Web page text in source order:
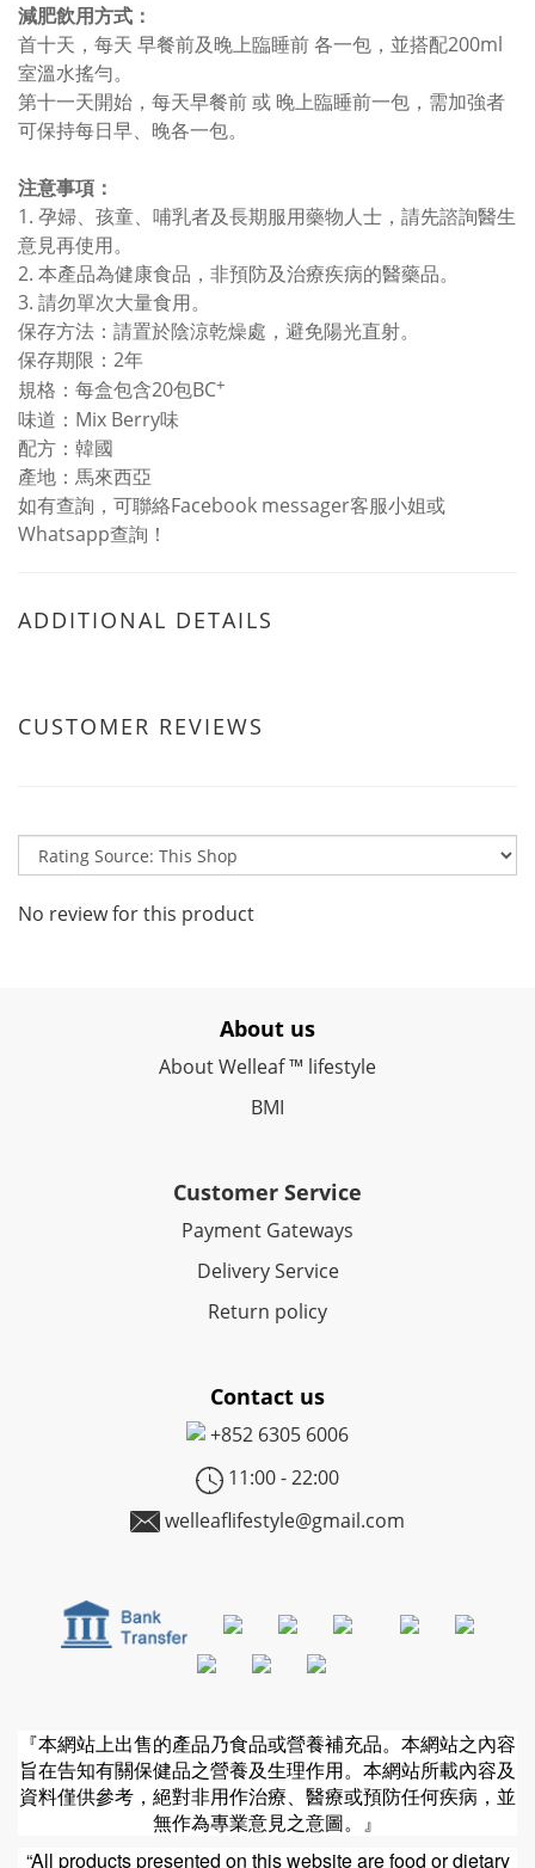
減肥飲用方式：
首十天，每天 早餐前及晚上臨睡前 各一包，並搭配200ml
室溫水搖勻。
第十一天開始，每天早餐前 或 晚上臨睡前一包，需加強者
可保持每日早、晚各一包。
注意事項：
1. 孕婦、孩童、哺乳者及長期服用藥物人士，請先諮詢醫生
意見再使用。
2. 本產品為健康食品，非預防及治療疾病的醫藥品。
3. 請勿單次大量食用。
保存方法：請置於陰涼乾燥處，避免陽光直射。
保存期限：2年
規格：每盒包含20包BC+
味道：Mix Berry味
配方：韓國
產地：馬來西亞
如有查詢，可聯絡Facebook messager客服小姐或
Whatsapp查詢！
ADDITIONAL DETAILS
CUSTOMER REVIEWS
No review for this product
About us
AboutWelleaf ™ lifestyle
BMI
Customer Service
Payment Gateways
Delivery Service
Return policy
Contact us
+852 6305 6006
11:00 - 22:00
welleaflifestyle@gmail.com
『本網站上出售的產品乃食品或營養補充品。本網站之內容
旨在告知有關保健品之營養及生理作用。本網站所載內容及
資料僅供參考，絕對非用作治療、醫療或預防任何疾病，並
無作為專業意見之意圖。』
“All products presented on this website are food or dietary